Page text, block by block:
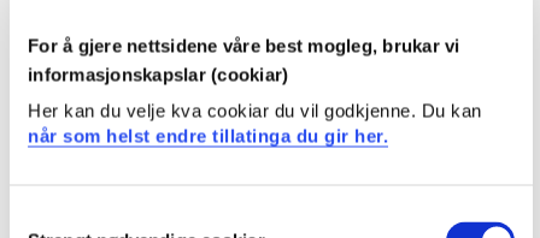
For å gjere nettsidene våre best mogleg, brukar vi
informasjonskapslar (cookiar)
Her kan du velje kva cookiar du vil godkjenne. Du kan
når som helst endre tillatinga du gir her.
Medlemmer
Dekan Vegard Fusche Moe (leder)
Jan Helge Kallestad (instituttleder IPRS)
Anne Christine Aandal (IPRS)
Sølvi Olrich Sørebø (KS)